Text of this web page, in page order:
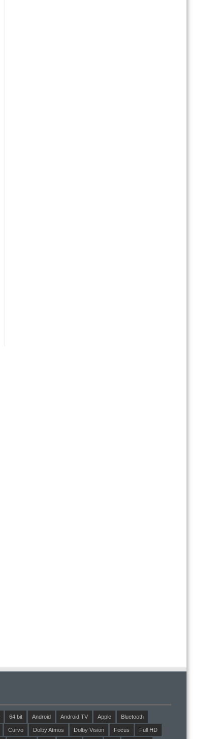
64 bit Android Android TV Apple Bluetooth
Curvo Dolby Atmos Dolby Vision Focus Full HD